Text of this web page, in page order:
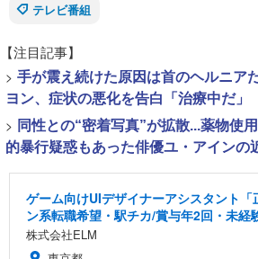
テレビ番組
【注目記事】
> 手が震え続けた原因は首のヘルニア
ヨン、症状の悪化を告白「治療中だ」
> 同性との“密着写真”が拡散...薬物使
的暴行疑惑もあった俳優ユ・アインの
ゲーム向けUIデザイナーアシスタント「
ン系転職希望・駅チカ/賞与年2回・未経
株式会社ELM